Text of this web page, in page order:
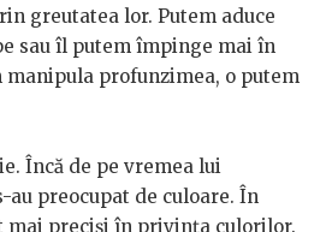
greutatea lor. Putem aduce
sau îl putem împinge mai în
manipula profunzimea, o putem
Încă de pe vremea lui
preocupat de culoare. În
mai preciși în privința culorilor.